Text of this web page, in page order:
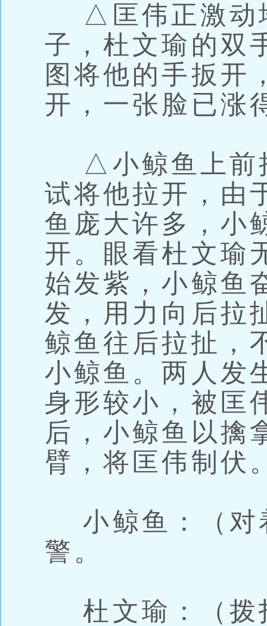
△匡伟正激动
子，杜文瑜的双
图将他的手扳开
开，一张脸已涨
△小鲸鱼上前
试将他拉开，由
鱼庞大许多，小
开。眼看杜文瑜
始发紫，小鲸鱼
发，用力向后拉
鲸鱼往后拉扯，
小鲸鱼。两人发
身形较小，被匡
后，小鲸鱼以擒
臂，将匡伟制伏
小鲸鱼：（对
警。
杜文瑜：（拨